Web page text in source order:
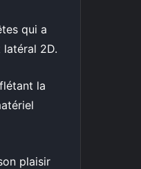
qui a
latéral 2D.
la
plaisir